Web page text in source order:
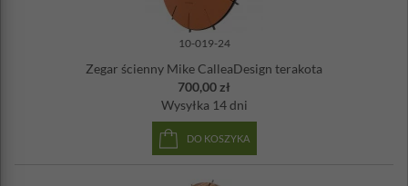
10-019-24
Zegar ścienny Mike CalleaDesign terakota
700,00 zł
Wysyłka 14 dni
DO KOSZYKA